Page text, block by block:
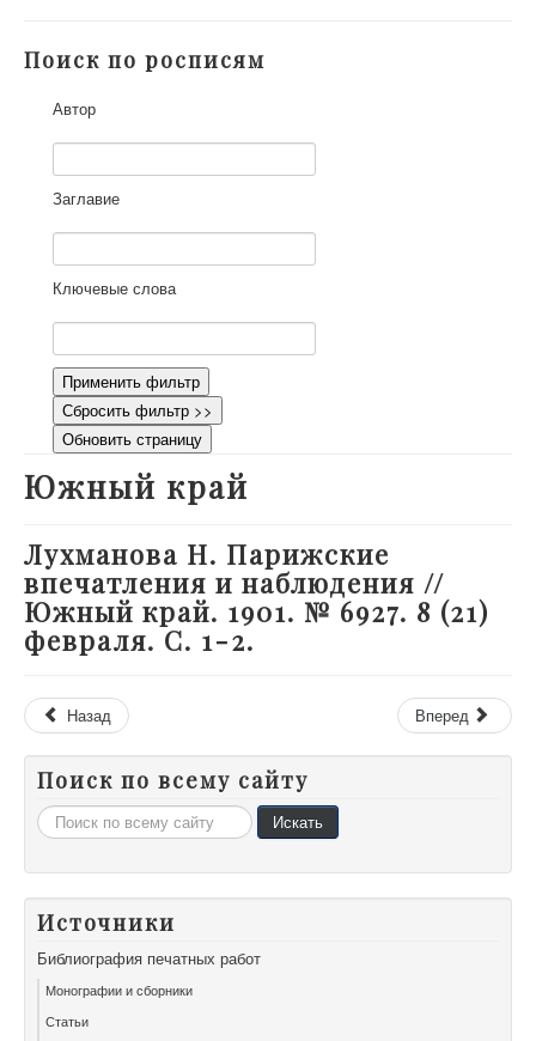
Участники
Научная работа
Как работать с сайтом
Контакты
Поиск по росписям
Автор
Заглавие
Ключевые слова
Применить фильтр
Сбросить фильтр >>
Обновить страницу
Южный край
Лухманова Н. Парижские
впечатления и наблюдения //
Южный край. 1901. № 6927. 8 (21)
февраля. С. 1-2.
Назад Вперед
Поиск по всему сайту
Искать... Искать
Источники
Библиография печатных работ
Монографии и сборники
Статьи